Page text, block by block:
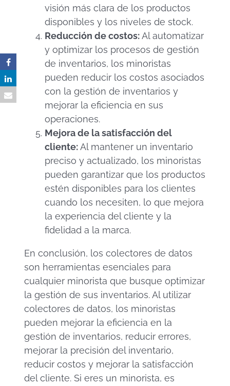
visión más clara de los productos
disponibles y los niveles de stock.
Reducción de costos:Al automatizar
y optimizar los procesos de gestión
de inventarios, los minoristas
pueden reducir los costos asociados
con la gestión de inventarios y
mejorar la eficiencia en sus
operaciones.
Mejora de la satisfacción del
cliente:Al mantener un inventario
preciso y actualizado, los minoristas
pueden garantizar que los productos
estén disponibles para los clientes
cuando los necesiten, lo que mejora
la experiencia del cliente y la
fidelidad a la marca.
En conclusión, los colectores de datos
son herramientas esenciales para
cualquier minorista que busque optimizar
la gestión de sus inventarios. Al utilizar
colectores de datos, los minoristas
pueden mejorar la eficiencia en la
gestión de inventarios, reducir errores,
mejorar la precisión del inventario,
reducir costos y mejorar la satisfacción
del cliente. Si eres un minorista, es